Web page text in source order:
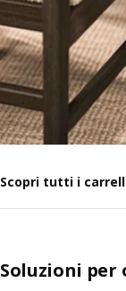
Scopri tutti i
Soluzioni per